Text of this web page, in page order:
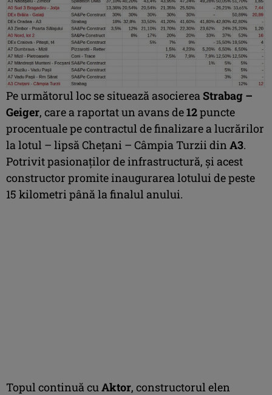
Pe următorul loc se situează asocierea Strabag –
Geiger, care a raportat un avans de12puncte
procentuale pe contractul de finalizare a lucrărilor
la lotul – lipsă Chețani – Câmpia Turzii dinA3.
Potrivit pasionaților de infrastructură, și acest
constructor promite inaugurarea lotului de peste
15 kilometri până la finalul anului.
Topul continuă cuAktor, constructorul elen